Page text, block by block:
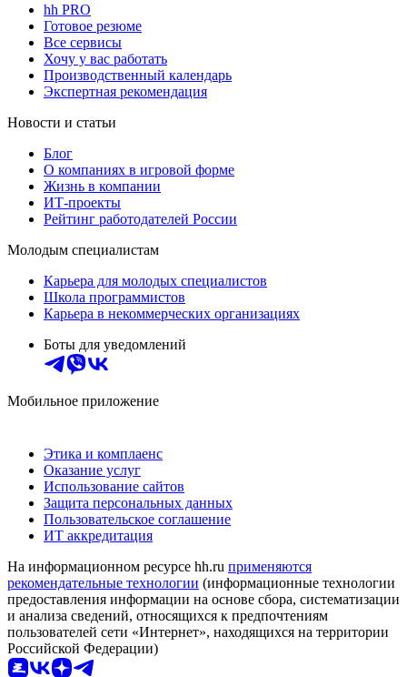
hh PRO
Готовое резюме
Все сервисы
Хочу у вас работать
Производственный календарь
Экспертная рекомендация
Новости и статьи
Блог
О компаниях в игровой форме
Жизнь в компании
ИТ-проекты
Рейтинг работодателей России
Молодым специалистам
Карьера для молодых специалистов
Школа программистов
Карьера в некоммерческих организациях
Боты для уведомлений
Мобильное приложение
Этика и комплаенс
Оказание услуг
Использование сайтов
Защита персональных данных
Пользовательское соглашение
ИТ аккредитация
На информационном ресурсе hh.ru применяются
рекомендательные технологии (информационные технологии
предоставления информации на основе сбора, систематизации
и анализа сведений, относящихся к предпочтениям
пользователей сети «Интернет», находящихся на территории
Российской Федерации)